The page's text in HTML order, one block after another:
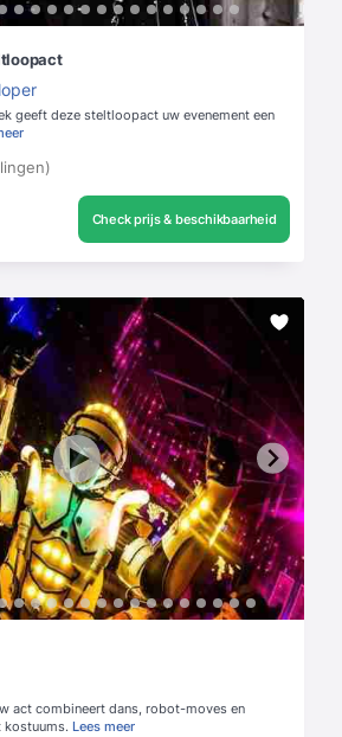
geeft deze steltloopact uw evenement een
Check prijs & beschikbaarheid
act combineert dans, robot-moves en
kostuums. Lees meer